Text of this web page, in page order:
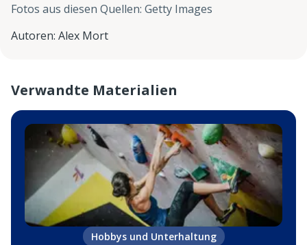
Fotos aus diesen Quellen: Getty Images
Autoren: Alex Mort
Verwandte Materialien
Hobbys und Unterhaltung